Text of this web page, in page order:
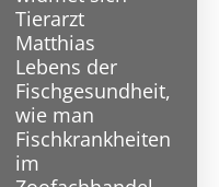
Tierarzt
Matthias
Lebens der
Fischgesundheit,
wie man
Fischkrankheiten
im